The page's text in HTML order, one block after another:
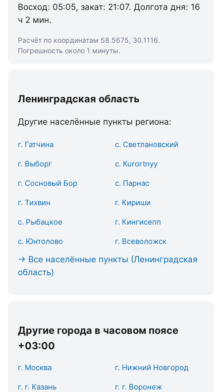
Восход: 05:05, закат: 21:07. Долгота дня: 16
ч 2 мин.
Расчёт по координатам 58.5675, 30.1116.
Погрешность около 1 минуты.
Ленинградская область
Другие населённые пункты региона:
г. Гатчина с. Светлановский
г. Выборг с. Kurortnyy
г. Сосновый Бор с. Парнас
г. Тихвин г. Кириши
с. Рыбацкое г. Кингисепп
с. Юнтолово г. Всеволожск
→ Все населённые пункты (Ленинградская
область)
Другие города в часовом поясе
+03:00
г. Москва г. Нижний Новгород
г. г. Казань г. г. Воронеж